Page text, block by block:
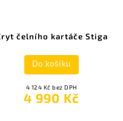
čelního kartáče Stiga
4 124 Kč bez DPH
4 990 Kč
Do košíku